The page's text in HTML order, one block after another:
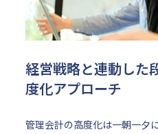
経営戦略と連動した
度化アプローチ
管理会計の高度化は一朝一夕